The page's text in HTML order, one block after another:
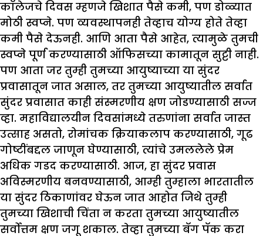
कॉलेजचे दिवस म्हणजे खिशात पैसे कमी, पण डोळ्यात
मोठी स्वप्ने. पण व्यवस्थापनही तेव्हाच योग्य होते तेव्हा
कमी पैसे देऊनही. आणि आता पैसे आहेत, त्यामुळे तुमची
स्वप्ने पूर्ण करण्यासाठी ऑफिसच्या कामातून सुट्टी नाही.
पण आता जर तुम्ही तुमच्या आयुष्याच्या या सुंदर
प्रवासातून जात असाल, तर तुमच्या आयुष्यातील सर्वात
सुंदर प्रवासात काही संस्मरणीय क्षण जोडण्यासाठी सज्ज
व्हा. महाविद्यालयीन दिवसांमध्ये तरुणांना सर्वात जास्त
उत्साह असतो, रोमांचक क्रियाकलाप करण्यासाठी, गूढ
गोष्टींबद्दल जाणून घेण्यासाठी, त्यांचे उमललेले प्रेम
अधिक गडद करण्यासाठी. आज, हा सुंदर प्रवास
अविस्मरणीय बनवण्यासाठी, आम्ही तुम्हाला भारतातील
या सुंदर ठिकाणांवर घेऊन जात आहोत जिथे तुम्ही
तुमच्या खिशाची चिंता न करता तुमच्या आयुष्यातील
सर्वोत्तम क्षण जगू शकाल. तेव्हा तुमच्या बॅग पॅक करा